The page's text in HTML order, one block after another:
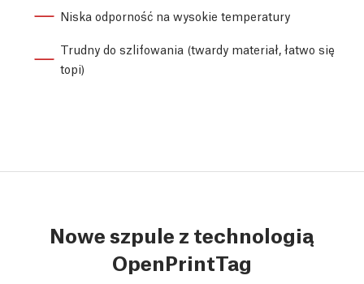
Niska odporność na wysokie temperatury
Trudny do szlifowania (twardy materiał, łatwo się
topi)
Nowe szpule z technologią
OpenPrintTag